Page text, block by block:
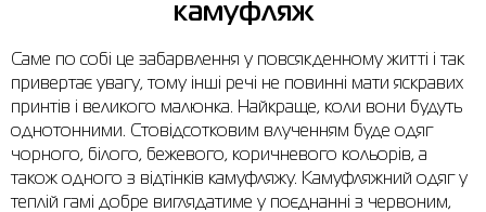
камуфляж
Саме по собі це забарвлення у повсякденному житті і так
привертає увагу, тому інші речі не повинні мати яскравих
принтів і великого малюнка. Найкраще, коли вони будуть
однотонними. Стовідсотковим влученням буде одяг
чорного, білого, бежевого, коричневого кольорів, а
також одного з відтінків камуфляжу. Камуфляжний одяг у
теплій гамі добре виглядатиме у поєднанні з червоним,